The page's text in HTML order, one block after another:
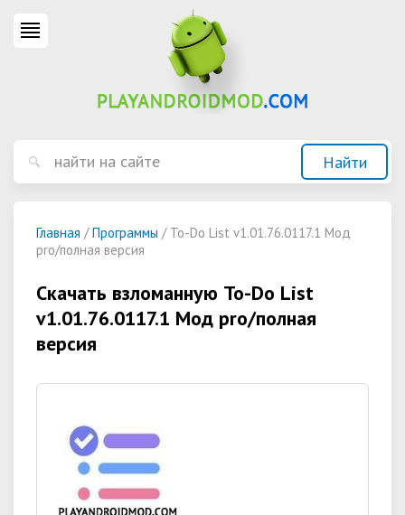
Главная /Программы / To-Do List v1.01.76.0117.1 Мод
pro/полная версия
Скачать взломанную To-Do List
v1.01.76.0117.1 Мод pro/полная
версия